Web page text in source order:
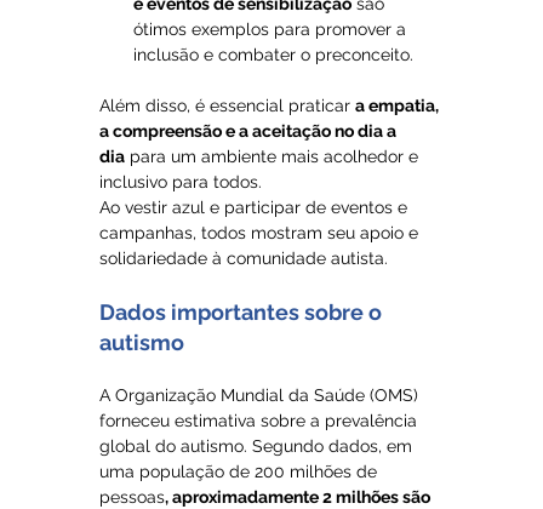
e eventos de sensibilização são
ótimos exemplos para promover a
inclusão e combater o preconceito.
Além disso, é essencial praticar a empatia,
a compreensão e a aceitação no dia a
dia para um ambiente mais acolhedor e
inclusivo para todos.
Ao vestir azul e participar de eventos e
campanhas, todos mostram seu apoio e
solidariedade à comunidade autista.
Dados importantes sobre o
autismo
A Organização Mundial da Saúde (OMS)
forneceu estimativa sobre a prevalência
global do autismo. Segundo dados, em
uma população de 200 milhões de
pessoas, aproximadamente 2 milhões são